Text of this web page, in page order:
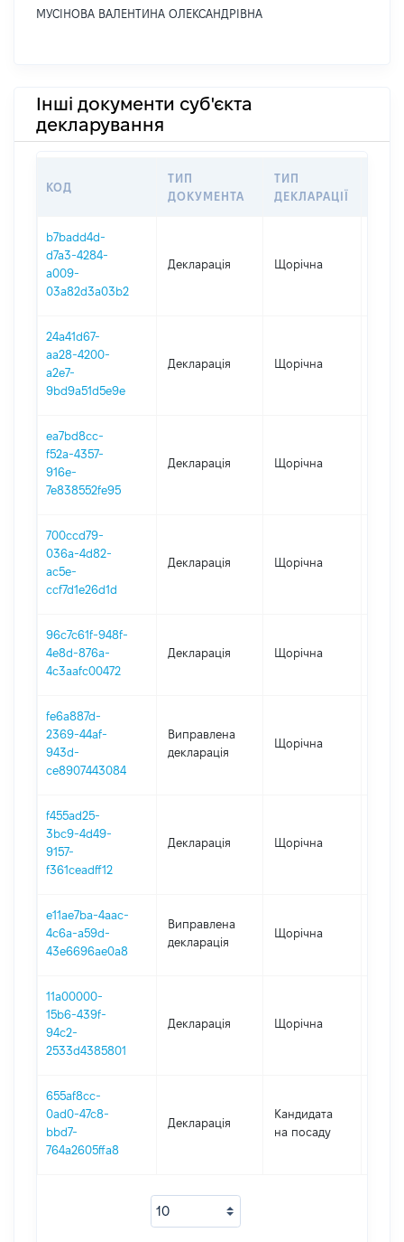
МУСІНОВА ВАЛЕНТИНА ОЛЕКСАНДРІВНА
Інші документи суб'єкта
декларування
КОД
ТИП
ДОКУМЕНТА
ТИП
ДЕКЛАРАЦІЇ
b7badd4d-
d7a3-4284-
a009-
03a82d3a03b2
Декларація Щорічна
24a41d67-
aa28-4200-
a2e7-
9bd9a51d5e9e
Декларація Щорічна
ea7bd8cc-
f52a-4357-
916e-
7e838552fe95
Декларація Щорічна
700ccd79-
036a-4d82-
ac5e-
ccf7d1e26d1d
Декларація Щорічна
96c7c61f-948f-
4e8d-876a-
4c3aafc00472
Декларація Щорічна
fe6a887d-
2369-44af-
943d-
ce8907443084
Виправлена
декларація
Щорічна
f455ad25-
3bc9-4d49-
9157-
f361ceadff12
Декларація Щорічна
e11ae7ba-4aac-
4c6a-a59d-
43e6696ae0a8
Виправлена
декларація
Щорічна
11a00000-
15b6-439f-
94c2-
2533d4385801
Декларація Щорічна
655af8cc-
0ad0-47c8-
bbd7-
764a2605ffa8
Декларація
Кандидата
на посаду